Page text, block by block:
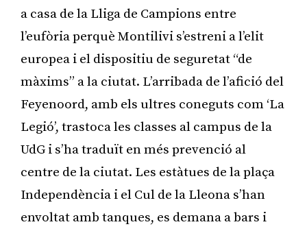
a casa de la Lliga de Campions entre
l’eufòria perquè Montilivi s’estreni a l’elit
europea i el dispositiu de seguretat “de
màxims” a la ciutat. L’arribada de l’afició del
Feyenoord, amb els ultres coneguts com ‘La
Legió’, trastoca les classes al campus de la
UdG i s’ha traduït en més prevenció al
centre de la ciutat. Les estàtues de la plaça
Independència i el Cul de la Lleona s’han
envoltat amb tanques, es demana a bars i